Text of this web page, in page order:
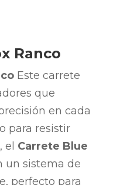
Ranco
Este carrete
que
en cada
para resistir
Carrete Blue
un sistema de
perfecto para